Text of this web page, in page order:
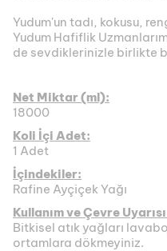
Yudum'un tadı, kokusu,
Yudum Hafiflik
de sevdiklerinizle birlikte
Net Miktar (ml):
18000
Koli İçi Adet:
1 Adet
İçindekiler:
Rafine Ayçiçek Yağı
Kullanım ve Çevre
Bitkisel atık yağları
ortamlara dökmeyiniz.